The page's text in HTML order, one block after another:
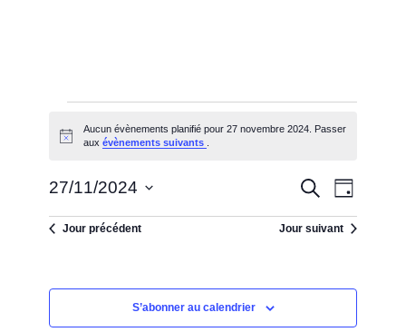
27
novembre
Notice
Aucun évènements planifié pour 27 novembre 2024. Passer
auxévènements suivants
Recherche
et
de
Recherche
VUES
Jour
27/11/2024
une
date.
Jour précédent Jour suivant
S’abonner au calendrier